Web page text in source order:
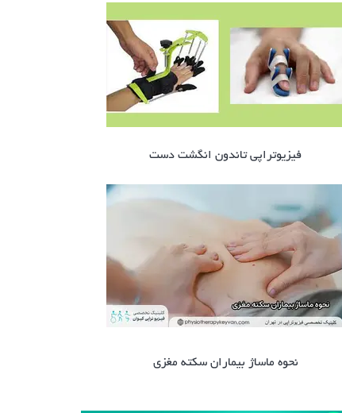
فیزیوتراپی تاندون انگشت دست
نحوه ماساژ بیماران سکته مغزی